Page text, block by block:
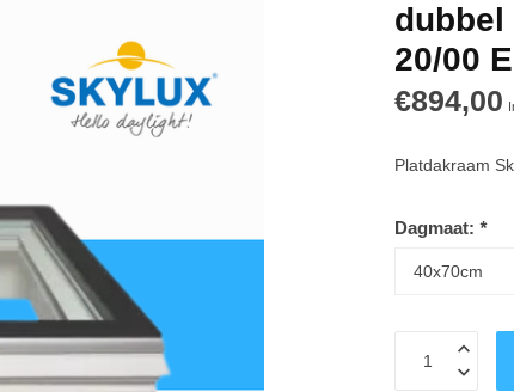
dubbel
20/00
€894,00
Platdakraam
Dagmaat:*